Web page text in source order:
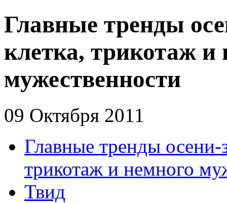
Главные тренды
клетка, трикотаж и
мужественности
09 Октября 2011
Главные тренды
трикотаж и немного
Твид